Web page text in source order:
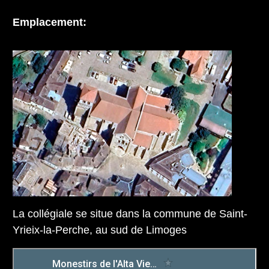
Emplacement:
La collégiale se situe dans la commune de Saint-
Yrieix-la-Perche, au sud de Limoges